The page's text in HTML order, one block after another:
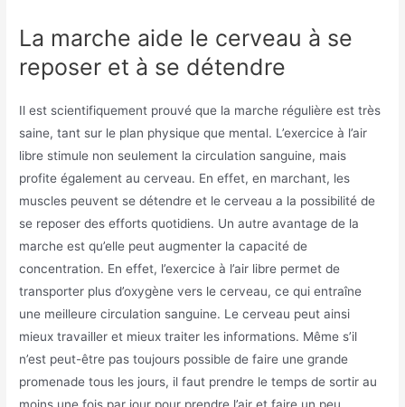
La marche aide le cerveau à se
reposer et à se détendre
Il est scientifiquement prouvé que la marche régulière est très
saine, tant sur le plan physique que mental. L’exercice à l’air
libre stimule non seulement la circulation sanguine, mais
profite également au cerveau. En effet, en marchant, les
muscles peuvent se détendre et le cerveau a la possibilité de
se reposer des efforts quotidiens. Un autre avantage de la
marche est qu’elle peut augmenter la capacité de
concentration. En effet, l’exercice à l’air libre permet de
transporter plus d’oxygène vers le cerveau, ce qui entraîne
une meilleure circulation sanguine. Le cerveau peut ainsi
mieux travailler et mieux traiter les informations. Même s’il
n’est peut-être pas toujours possible de faire une grande
promenade tous les jours, il faut prendre le temps de sortir au
moins une fois par jour pour prendre l’air et faire un peu